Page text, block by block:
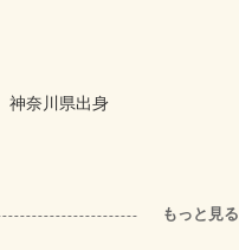
神奈川県出身
もっと見る